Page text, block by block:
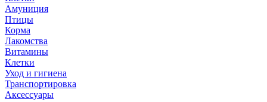
Амуниция
Птицы
Корма
Лакомства
Витамины
Клетки
Уход и гигиена
Транспортировка
Аксессуары